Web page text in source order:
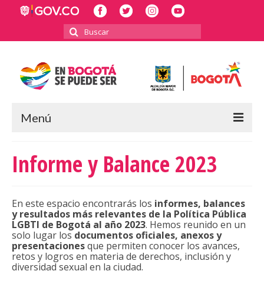
Buscar
por:
Menú
POLÍTICA PÚBLICA LGBTI
RECTORÍA
INFORMES Y BALANCES
2023
2024
Informe y Balance 2023
En este espacio encontrarás los informes, balances
y resultados más relevantes de la Política Pública
LGBTI de Bogotá al año 2023. Hemos reunido en un
solo lugar los documentos oficiales, anexos y
presentacionesque permiten conocer los avances,
retos y logros en materia de derechos, inclusión y
diversidad sexual en la ciudad.